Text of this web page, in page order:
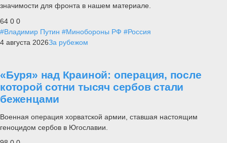
значимости для фронта в нашем материале.
64 0 0
#Владимир Путин #Минобороны РФ #Россия
4 августа 2026За рубежом
«Буря» над Краиной: операция, после
которой сотни тысяч сербов стали
беженцами
Военная операция хорватской армии, ставшая настоящим
геноцидом сербов в Югославии.